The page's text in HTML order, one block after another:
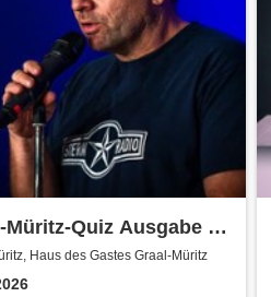
Müritz-Quiz Ausgabe #
Dominik
Haus des Gastes Graal-Müritz